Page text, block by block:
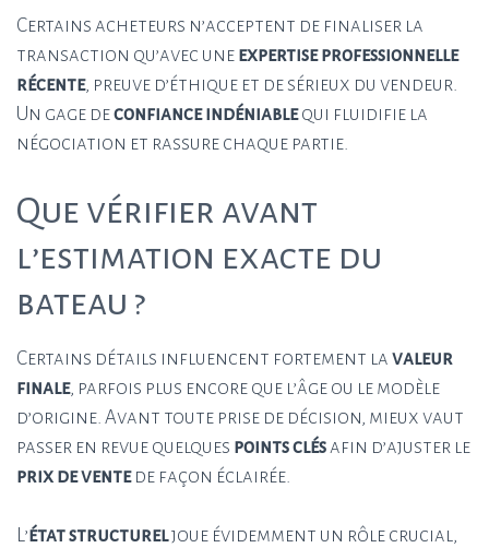
Certains acheteurs n’acceptent de finaliser la
transaction qu’avec une expertise professionnelle
récente, preuve d’éthique et de sérieux du vendeur.
Un gage deconfiance indéniablequi fluidifie la
négociation et rassure chaque partie.
Que vérifier avant
l’estimation exacte du
bateau ?
Certains détails influencent fortement la valeur
finale, parfois plus encore que l’âge ou le modèle
d’origine. Avant toute prise de décision, mieux vaut
passer en revue quelques points clésafin d’ajuster le
prix de ventede façon éclairée.
L’état structureljoue évidemment un rôle crucial,